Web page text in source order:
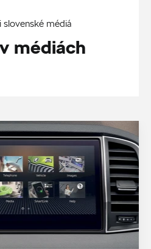
slovenské médiá
médiách